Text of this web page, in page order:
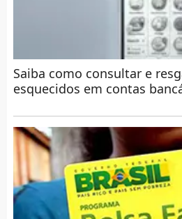
Saiba como consultar e
esquecidos em contas